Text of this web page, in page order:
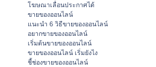
โฆษณาเลื่อนประกาศได้
ขายของออนไลน์
แนะนำ 6 วิธีขายของออนไลน์
อยากขายของออนไลน์
เริ่มต้นขายของออนไลน์
ขายของออนไลน์ เริ่มยังไง
ชี้ช่องขายของออนไลน์